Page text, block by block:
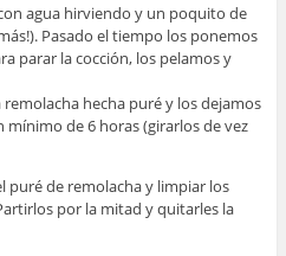
agua hirviendo y un poquito de
Pasado el tiempo los ponemos
parar la cocción, los pelamos y
hecha puré y los dejamos
de 6 horas (girarlos de vez
puré de remolacha y limpiar los
por la mitad y quitarles la